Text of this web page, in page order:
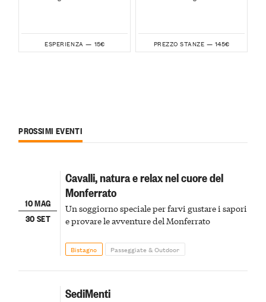
ESPERIENZA — 15€ PREZZO STANZE — 145€
PROSSIMI EVENTI
10 MAG
30 SET
Cavalli, natura e relax nel cuore del
Monferrato
Un soggiorno speciale per farvi gustare i sapori
e provare le avventure del Monferrato
Bistagno Passeggiate & Outdoor
SediMenti